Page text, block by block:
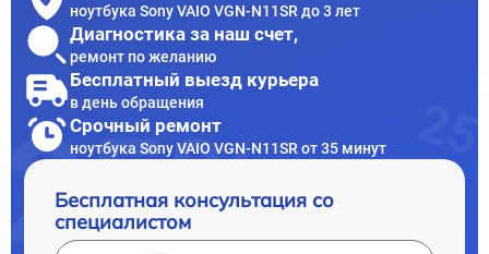
ноутбука Sony VAIO VGN-N11SR до 3 лет
Диагностика за наш счет,
ремонт по желанию
Бесплатный выезд курьера
в день обращения
Срочный ремонт
ноутбука Sony VAIO VGN-N11SR от 35 минут
Бесплатная консультация со
специалистом